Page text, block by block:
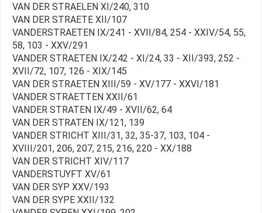
VAN DER STRAELEN XI/240, 310
VAN DER STRAETE XII/107
VANDERSTRAETEN IX/241 - XVII/84, 254 - XXIV/54, 55,
58, 103 - XXV/291
VANDER STRAETEN IX/242 - XI/24, 33 - XII/393, 252 -
XVII/72, 107, 126 - XIX/145
VAN DER STRAETEN XIII/59 - XV/177 - XXVI/181
VANDER STRAETTEN XXII/61
VANDER STRATEN IX/49 - XVII/62, 64
VAN DER STRATEN IX/121, 139
VANDER STRICHT XIII/31, 32, 35-37, 103, 104 -
XVIII/201, 206, 207, 215, 216, 220 - XX/188
VAN DER STRICHT XIV/117
VANDERSTUYFT XV/61
VAN DER SYP XXV/193
VAN DER SYPE XXII/132